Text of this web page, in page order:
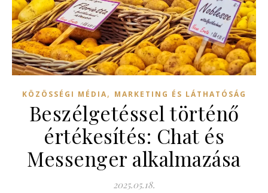
KÖZÖSSÉGI MÉDIA, MARKETING ÉS LÁTHATÓSÁG
Beszélgetéssel történő
értékesítés: Chat és
Messenger alkalmazása
2025.05.18.